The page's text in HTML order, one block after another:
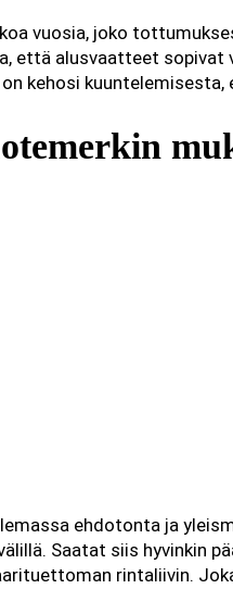
vuosia, joko
että alusvaatteet sopivat
kehosi kuuntelemisesta,
ehdotonta ja
Saatat siis hyvinkin
rintaliivin.